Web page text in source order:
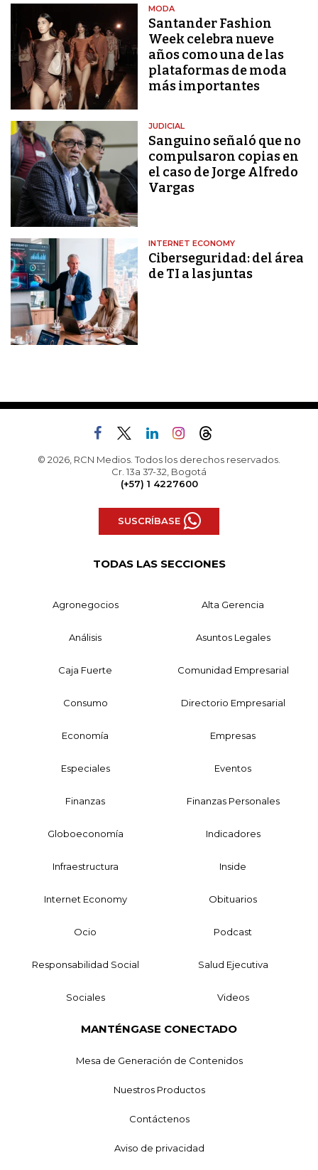
MODA
Santander Fashion
Week celebra nueve
años como una de las
plataformas de moda
más importantes
JUDICIAL
Sanguino señaló que no
compulsaron copias en
el caso de Jorge Alfredo
Vargas
INTERNET ECONOMY
Ciberseguridad: del área
de TI a las juntas
© 2026, RCN Medios. Todos los derechos reservados.
Cr. 13a 37-32, Bogotá
(+57) 1 4227600
SUSCRÍBASE
TODAS LAS SECCIONES
Agronegocios Alta Gerencia
Análisis Asuntos Legales
Caja Fuerte Comunidad Empresarial
Consumo Directorio Empresarial
Economía Empresas
Especiales Eventos
Finanzas Finanzas Personales
Globoeconomía Indicadores
Infraestructura Inside
Internet Economy Obituarios
Ocio Podcast
Responsabilidad Social Salud Ejecutiva
Sociales Videos
MANTÉNGASE CONECTADO
Mesa de Generación de Contenidos
Nuestros Productos
Contáctenos
Aviso de privacidad